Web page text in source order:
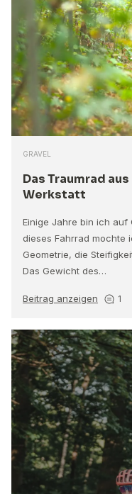
GRAVEL
Das Traumrad
Werkstatt
Einige Jahre bin ich auf
dieses Fahrrad mochte
Geometrie, die
Das Gewicht des…
Beitrag anzeigen 1